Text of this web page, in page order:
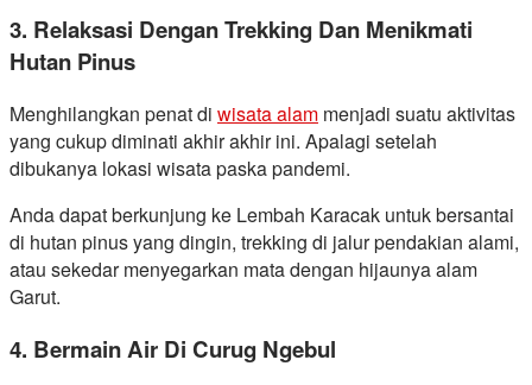
3. Relaksasi Dengan Trekking Dan Menikmati
Hutan Pinus
Menghilangkan penat di wisata alam menjadi suatu aktivitas
yang cukup diminati akhir akhir ini. Apalagi setelah
dibukanya lokasi wisata paska pandemi.
Anda dapat berkunjung ke Lembah Karacak untuk bersantai
di hutan pinus yang dingin, trekking di jalur pendakian alami,
atau sekedar menyegarkan mata dengan hijaunya alam
Garut.
4. Bermain Air Di Curug Ngebul